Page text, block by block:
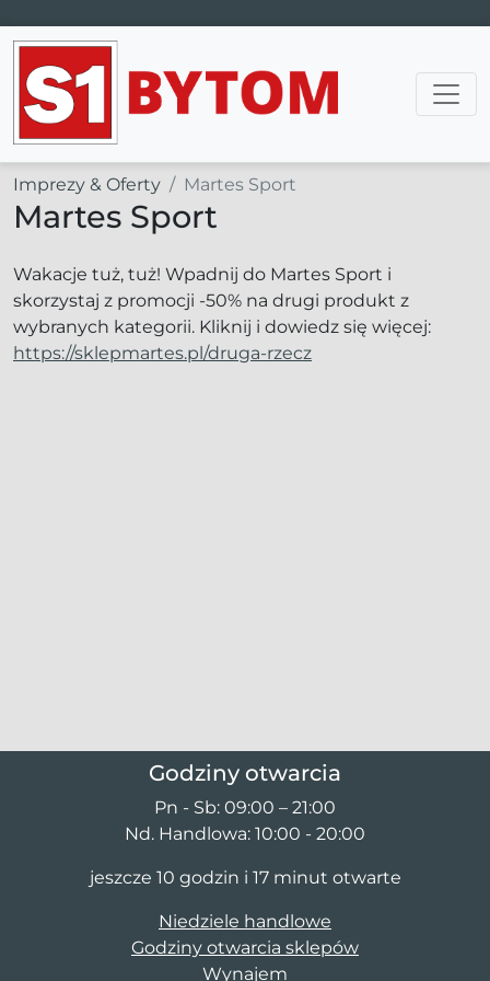
Main Navigation
Imprezy & Oferty Martes Sport
Martes Sport
Wakacje tuż, tuż! Wpadnij do Martes Sport i
skorzystaj z promocji -50% na drugi produkt z
wybranych kategorii. Kliknij i dowiedz się więcej:
https://sklepmartes.pl/druga-rzecz
Godziny otwarcia
Pn - Sb: 09:00 – 21:00
Nd. Handlowa: 10:00 - 20:00
jeszcze 10 godzin i 17 minut otwarte
Niedziele handlowe
Godziny otwarcia sklepów
Wynajem